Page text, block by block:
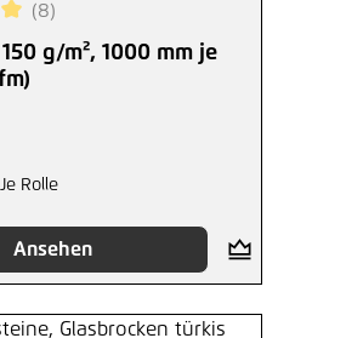
Bewertung von 5 von 5
(8)
g/m², 1000 mm je
Rolle
Ansehen